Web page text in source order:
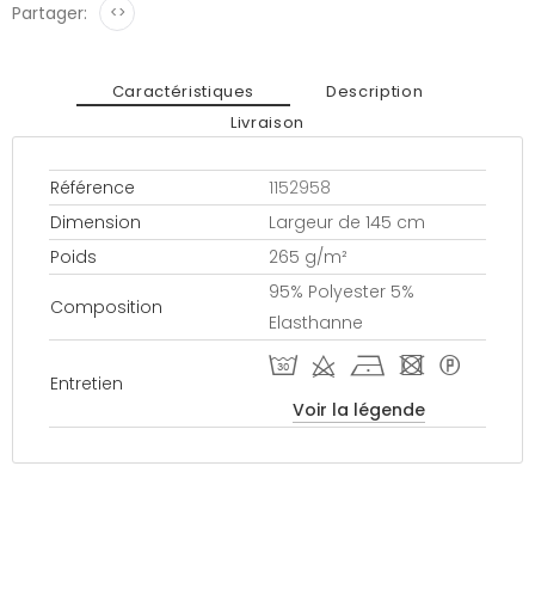
Partager: <>
Caractéristiques
Description
Livraison
Référence
1152958
Dimension
Largeur de 145 cm
Poids
265 g/m²
Composition
95% Polyester 5%
Elasthanne
Entretien
T d h - *
Voir la légende